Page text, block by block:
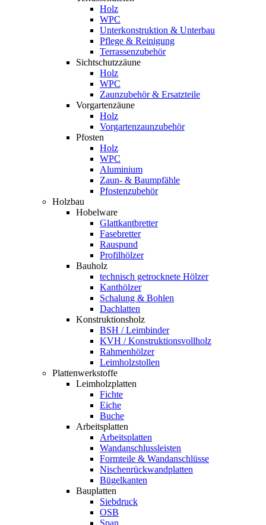
Holz
WPC
Unterkonstruktion & Unterbau
Pflege & Reinigung
Terrassenzubehör
Sichtschutzzäune
Holz
WPC
Zaunzubehör & Ersatzteile
Vorgartenzäune
Holz
Vorgartenzaunzubehör
Pfosten
Holz
WPC
Aluminium
Zaun- & Baumpfähle
Pfostenzubehör
Holzbau
Hobelware
Glattkantbretter
Fasebretter
Rauspund
Profilhölzer
Bauholz
technisch getrocknete Hölzer
Kanthölzer
Schalung & Bohlen
Dachlatten
Konstruktionsholz
BSH / Leimbinder
KVH / Konstruktionsvollholz
Rahmenhölzer
Leimholzstollen
Plattenwerkstoffe
Leimholzplatten
Fichte
Eiche
Buche
Arbeitsplatten
Arbeitsplatten
Wandanschlussleisten
Formteile & Wandanschlüsse
Nischenrückwandplatten
Bügelkanten
Bauplatten
Siebdruck
OSB
Span